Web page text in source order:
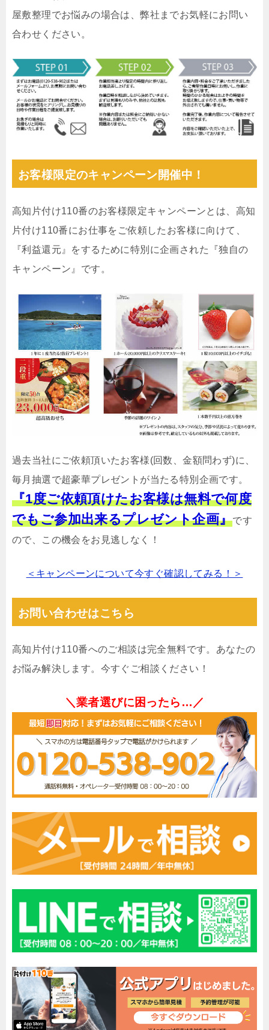
屋敷整理でお悩みの場合は、弊社までお気軽にお問い
合わせください。
お客様限定のキャンペーン開催中！
高知片付け110番のお客様限定キャンペーンとは、高知
片付け110番にお仕事をご依頼したお客様に向けて、
『利益還元』をするために特別に企画された『独自の
キャンペーン』です。
過去当社にご依頼頂いたお客様(回数、金額問わず)に、
毎月抽選で超豪華プレゼントが当たる特別企画です。
『1度ご依頼頂けたお客様は無料で何度
でもご参加出来るプレゼント企画』です
ので、この機会をお見逃しなく！
＜キャンペーンについて今すぐ確認してみる！＞
お問い合わせはこちら
高知片付け110番へのご相談は完全無料です。あなたの
お悩み解決します。今すぐご相談ください！
＼業者選びに困ったら…／